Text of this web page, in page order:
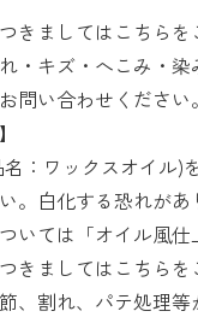
きましては こちら を
・キズ・へこみ・染
問い合わせください。
：ワックスオイル)
。白化する恐れがあ
いては「オイル風仕
きましてはこちらを
、割れ、パテ処理等